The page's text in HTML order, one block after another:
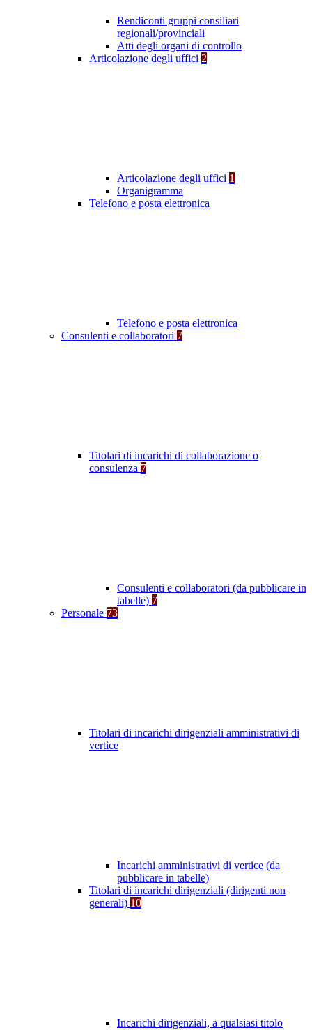
Rendiconti gruppi consiliari
regionali/provinciali
Atti degli organi di controllo
Articolazione degli uffici 2
Articolazione degli uffici 1
Organigramma
Telefono e posta elettronica
Telefono e posta elettronica
Consulenti e collaboratori 7
Titolari di incarichi di collaborazione o
consulenza 7
Consulenti e collaboratori (da pubblicare in
tabelle) 7
Personale 73
Titolari di incarichi dirigenziali amministrativi di
vertice
Incarichi amministrativi di vertice (da
pubblicare in tabelle)
Titolari di incarichi dirigenziali (dirigenti non
generali) 10
Incarichi dirigenziali, a qualsiasi titolo